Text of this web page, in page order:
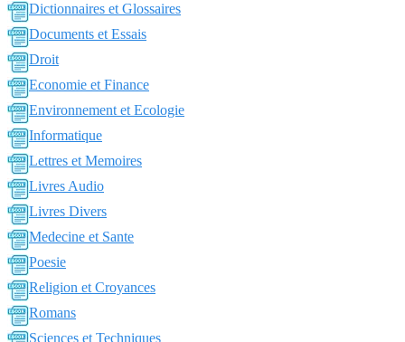
Dictionnaires et Glossaires
Documents et Essais
Droit
Economie et Finance
Environnement et Ecologie
Informatique
Lettres et Memoires
Livres Audio
Livres Divers
Medecine et Sante
Poesie
Religion et Croyances
Romans
Sciences et Techniques